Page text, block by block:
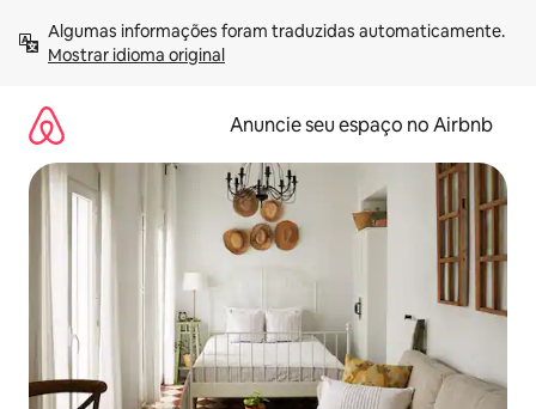
para
Mostrar idioma original
Anuncie seu espaço no Airbnb